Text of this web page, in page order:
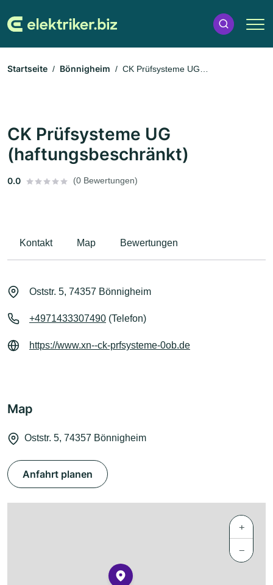
Startseite Bönnigheim
CK Prüfsysteme UG
CK Prüfsysteme UG
(haftungsbeschränkt)
0.0 (0 Bewertungen)
Kontakt Map Bewertungen
Oststr. 5, 74357 Bönnigheim
+4971433307490 (Telefon)
https://www.xn--ck-prfsysteme-0ob.de
Map
Oststr. 5, 74357 Bönnigheim
Anfahrt planen
+
−